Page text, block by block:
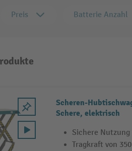
Preis Batterie Anzahl
Scheren-
Schere, elektrisch
Sichere
Tragkraft von